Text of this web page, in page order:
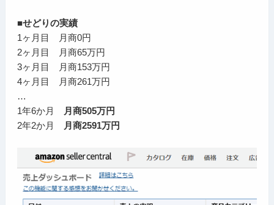
■せどりの実績
1ヶ月目 月商0円
2ヶ月目 月商65万円
3ヶ月目 月商153万円
4ヶ月目 月商261万円
…
1年6か月
月商505万円
2年2か月
月商2591万円